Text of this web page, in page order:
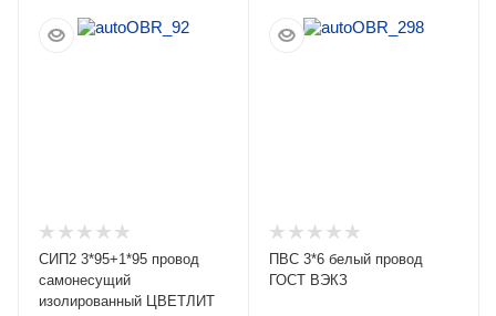
ПОДРОБНЕЕ ПОДРОБНЕЕ
СИП2 3*95+1*95 провод
самонесущий
изолированный ЦВЕТЛИТ
ПВС 3*6 белый провод
ГОСТ ВЭКЗ